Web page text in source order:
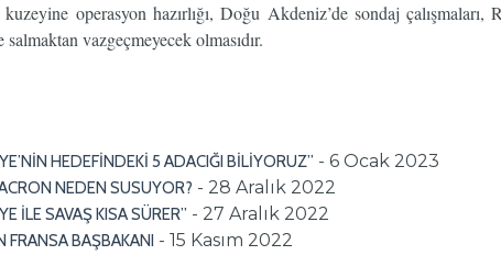
operasyon hazırlığı, Doğu Akdeniz’de sondaj
vazgeçmeyecek olmasıdır.
HEDEFİNDEKİ 5 ADACIĞI BİLİYORUZ” - 6 Ocak 2023
NEDEN SUSUYOR? - 28 Aralık 2022
İLE SAVAŞ KISA SÜRER” - 27 Aralık 2022
FRANSA BAŞBAKANI - 15 Kasım 2022